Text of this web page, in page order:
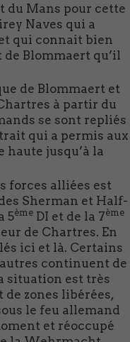
du Mans pour cette
Naves qui a
qui connait bien
de Blommaert qu’il
de Blommaert et
à partir du
se sont repliés
qui a permis aux
jusqu’à la
forces alliées est
Sherman et Half-
5ème DI et de la 7ème
de Chartres. En
ici et là. Certains
continuent de
situation est très
de zones libérées,
le feu allemand
et réoccupé